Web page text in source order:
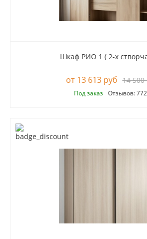
Шкаф РИО 1 ( 2-х
13 613 руб 14 500
Под заказ Отзывов: